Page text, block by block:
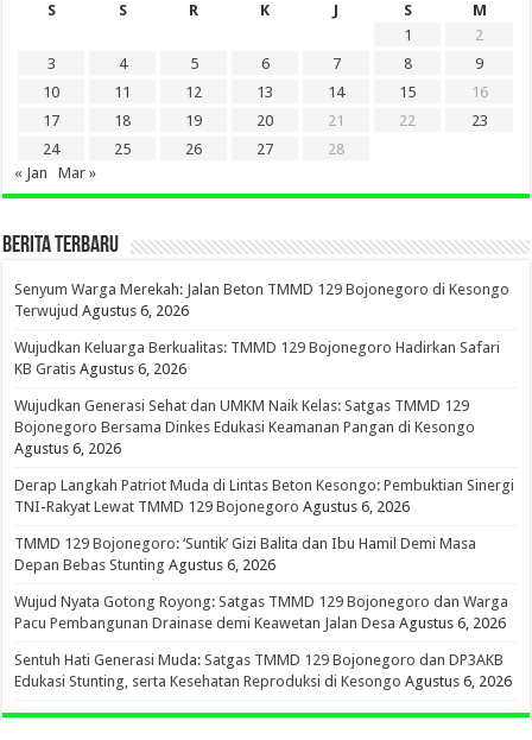
S
S R K J S
M
1
2
3
4 5 6 7 8
9
10
11 12 13 14 15
16
17
18 19 20 21 22
23
24
25 26 27
28
« Jan
Mar »
BERITA TERBARU
Senyum Warga Merekah: Jalan Beton TMMD 129 Bojonegoro di Kesongo
Terwujud Agustus 6, 2026
Wujudkan Keluarga Berkualitas: TMMD 129 Bojonegoro Hadirkan Safari
KB Gratis Agustus 6, 2026
Wujudkan Generasi Sehat dan UMKM Naik Kelas: Satgas TMMD 129
Bojonegoro Bersama Dinkes Edukasi Keamanan Pangan di Kesongo
Agustus 6, 2026
Derap Langkah Patriot Muda di Lintas Beton Kesongo: Pembuktian Sinergi
TNI-Rakyat Lewat TMMD 129 Bojonegoro Agustus 6, 2026
TMMD 129 Bojonegoro: ‘Suntik’ Gizi Balita dan Ibu Hamil Demi Masa
Depan Bebas Stunting Agustus 6, 2026
Wujud Nyata Gotong Royong: Satgas TMMD 129 Bojonegoro dan Warga
Pacu Pembangunan Drainase demi Keawetan Jalan Desa Agustus 6, 2026
Sentuh Hati Generasi Muda: Satgas TMMD 129 Bojonegoro dan DP3AKB
Edukasi Stunting, serta Kesehatan Reproduksi di Kesongo Agustus 6, 2026